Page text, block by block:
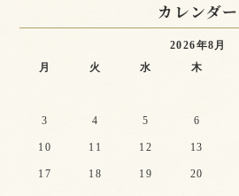
カレンダー
2026年8月
月
火 水 木
3 4 5 6
10 11 12 13
17 18 19 20